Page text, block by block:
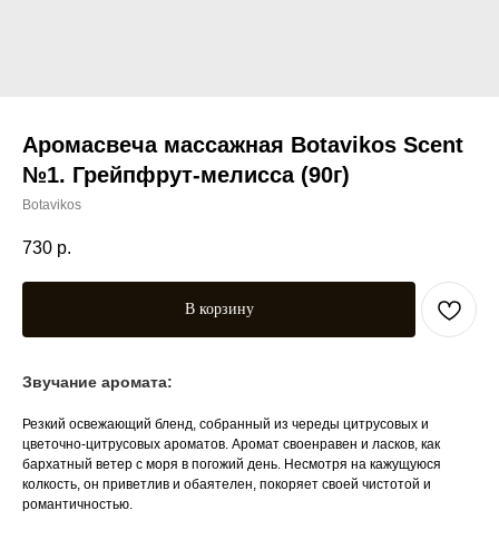
Аромасвеча массажная Botavikos Scent
№1. Грейпфрут-мелисса (90г)
Botavikos
730 р.
В корзину
Звучание аромата:
Резкий освежающий бленд, собранный из череды цитрусовых и
цветочно-цитрусовых ароматов. Аромат своенравен и ласков, как
бархатный ветер с моря в погожий день. Несмотря на кажущуюся
колкость, он приветлив и обаятелен, покоряет своей чистотой и
романтичностью.